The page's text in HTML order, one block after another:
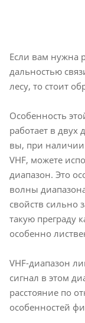
Если вам нужна
дальностью
лесу, то стоит
Особенность
работает в двух
вы, при наличии
VHF, можете
диапазон. Это
волны
свойств сильно
такую преграду
особенно
VHF-диапазон
сигнал в этом
расстояние по
особенностей